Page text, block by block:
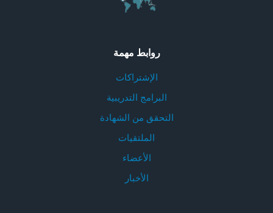
روابط مهمة
الإشتراكات
البرامج التدريبية
التحقق من الشهادة
الملتقيات
الأعضاء
الأخبار